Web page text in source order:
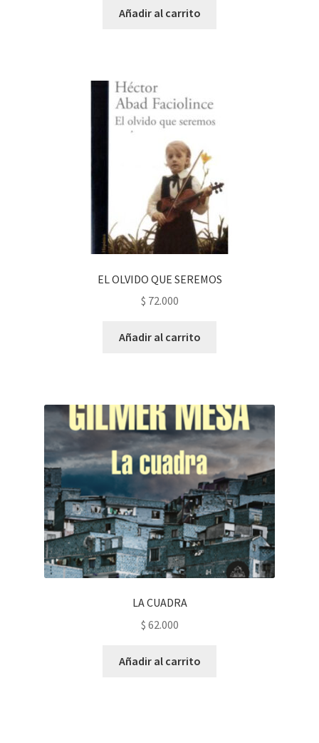
Añadir al carrito
EL OLVIDO QUE SEREMOS
$ 72.000
Añadir al carrito
LA CUADRA
$ 62.000
Añadir al carrito